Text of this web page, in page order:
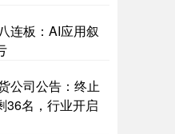
连板：AI应用叙
公司公告：终止
36名，行业开启